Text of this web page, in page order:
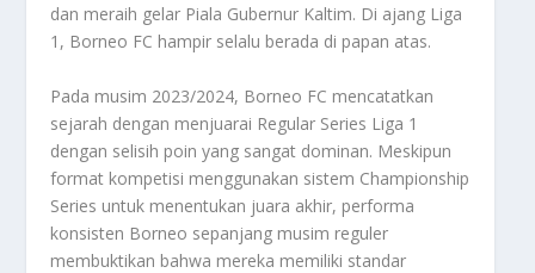
dan meraih gelar Piala Gubernur Kaltim. Di ajang Liga
1, Borneo FC hampir selalu berada di papan atas.
Pada musim 2023/2024, Borneo FC mencatatkan
sejarah dengan menjuarai Regular Series Liga 1
dengan selisih poin yang sangat dominan. Meskipun
format kompetisi menggunakan sistem Championship
Series untuk menentukan juara akhir, performa
konsisten Borneo sepanjang musim reguler
membuktikan bahwa mereka memiliki standar